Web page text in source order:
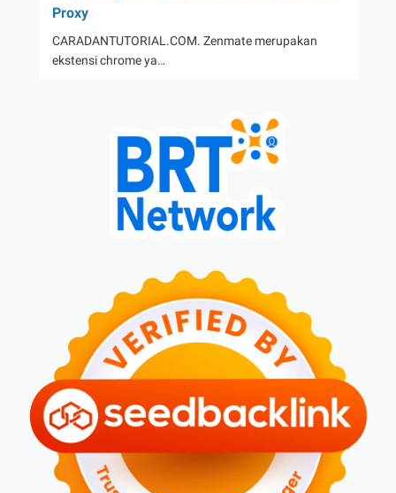
Proxy
CARADANTUTORIAL.COM. Zenmate merupakan
ekstensi chrome ya…